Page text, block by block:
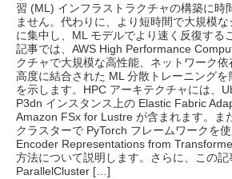
習 (ML) インフラストラクチャの構築に時
ません。代わりに、より短時間で大規模
に集中し、ML モデルでより速く反復する
記事では、AWS High Performance
クチャで大規模な高性能、ネットワーク依
高度に結合された ML 分散トレーニングを
を示します。HPC アーキテクチャには、
P3dn インスタンス上の Elastic Fabric
Amazon FSx for Lustre が含まれます。ま
クラスターで PyTorch フレームワークを
Encoder Representations from
方法について説明します。さらに、この記
ParallelCluster […]